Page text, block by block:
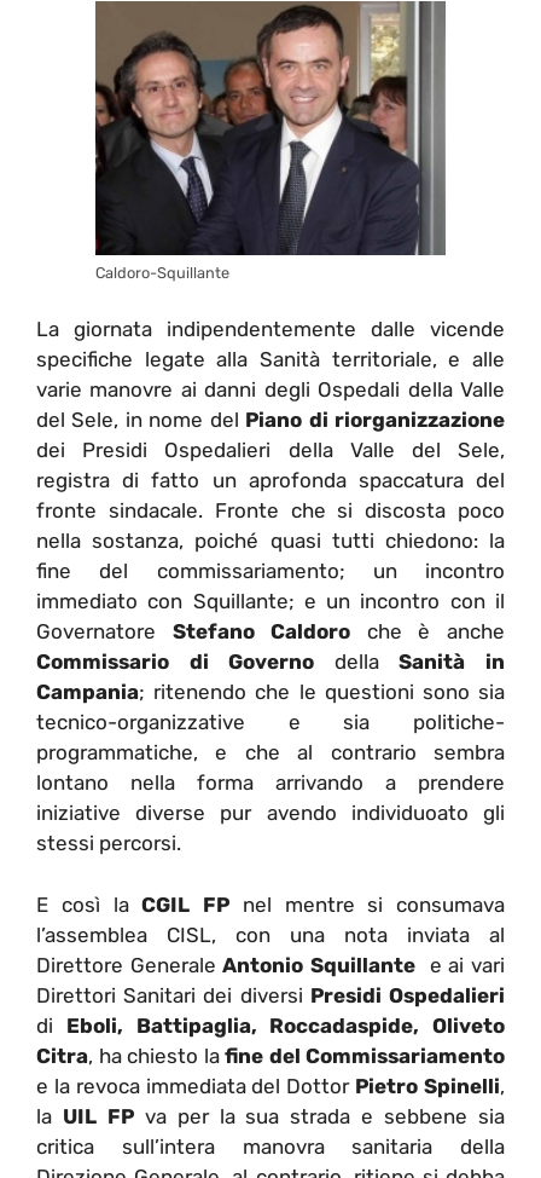
Caldoro-Squillante
La giornata indipendentemente dalle vicende
specifiche legate alla Sanità territoriale, e alle
varie manovre ai danni degli Ospedali della Valle
del Sele, in nome del Piano di riorganizzazione
dei Presidi Ospedalieri della Valle del Sele,
registra di fatto un aprofonda spaccatura del
fronte sindacale. Fronte che si discosta poco
nella sostanza, poiché quasi tutti chiedono: la
fine del commissariamento; un incontro
immediato con Squillante; e un incontro con il
Governatore Stefano Caldoro che è anche
Commissario di Governo dellaSanità in
Campania; ritenendo che le questioni sono sia
tecnico-organizzative e sia politiche-
programmatiche, e che al contrario sembra
lontano nella forma arrivando a prendere
iniziative diverse pur avendo individuoato gli
stessi percorsi.
E così laCGIL FP nel mentre si consumava
l’assemblea CISL, con una nota inviata al
Direttore GeneraleAntonio Squillante e ai vari
Direttori Sanitari dei diversi Presidi Ospedalieri
di Eboli, Battipaglia, Roccadaspide, Oliveto
Citra, ha chiesto la fine del Commissariamento
e la revoca immediata del Dottor Pietro Spinelli,
la UIL FPva per la sua strada e sebbene sia
critica sull’intera manovra sanitaria della